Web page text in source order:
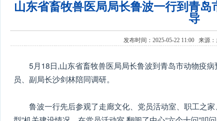
山东省畜牧兽医局局长鲁波一行到青
导
发布时间：2025-05-22 11:00 来源：
5月18日,山东省畜牧兽医局局长鲁波到青岛市动物疫
员、副局长沙剑林陪同调研。
鲁波一行先后参观了走廊文化、党员活动室、职工之